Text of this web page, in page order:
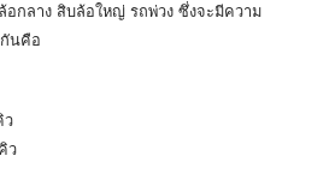
อกลาง สิบล้อใหญ่ รถพ่วง ซึ่งจะมีความ
กันคือ
ว
ว